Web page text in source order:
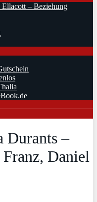
– Beziehung
Durants –
Franz, Daniel